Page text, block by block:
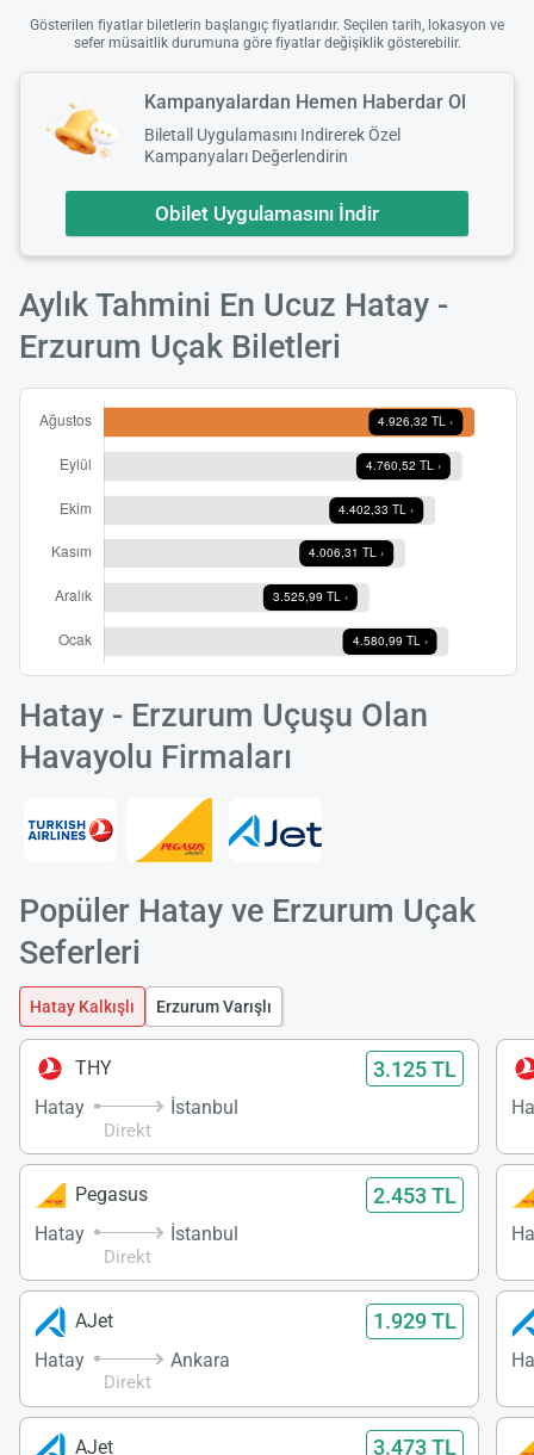
Gösterilen fiyatlar biletlerin başlangıç fiyatlarıdır. Seçilen tarih, lokasyon ve
sefer müsaitlik durumuna göre fiyatlar değişiklik gösterebilir.
Kampanyalardan Hemen Haberdar Ol
Biletall Uygulamasını Indirerek Özel
Kampanyaları Değerlendirin
Obilet Uygulamasını İndir
Aylık Tahmini En Ucuz Hatay -
Erzurum Uçak Biletleri
Hatay - Erzurum Uçuşu Olan
Havayolu Firmaları
Popüler Hatay ve Erzurum Uçak
Seferleri
Hatay Kalkışlı Erzurum Varışlı
THY 3.125 TL
Hatay
Direkt
İstanbul
Pegasus 2.453 TL
Hatay
Direkt
İstanbul
AJet 1.929 TL
Hatay
Direkt
Ankara
AJet 3.473 TL